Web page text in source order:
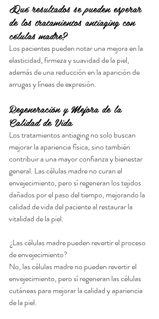
¿Qué resultados se pueden esperar
de los tratamientos antiaging con
células madre?
Los pacientes pueden notar una mejora en la
elasticidad, firmeza y suavidad de la piel,
además de una reducción en la aparición de
arrugas y líneas de expresión.
Regeneración y Mejora de la
Calidad de Vida
Los tratamientos antiaging no solo buscan
mejorar la apariencia física, sino también
contribuir a una mayor confianza y bienestar
general. Las células madre no curan el
envejecimiento, pero sí regeneran los tejidos
dañados por el paso del tiempo, mejorando la
calidad de vida del paciente al restaurar la
vitalidad de la piel.
de envejecimiento?
No, las células madre no pueden revertir el
envejecimiento, pero sí regeneran las células
cutáneas para mejorar la calidad y apariencia
de la piel.